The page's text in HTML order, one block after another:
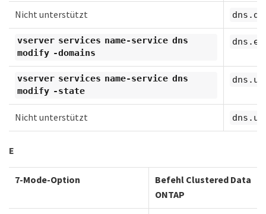
Nicht unterstützt
vserver services name-service dns
modify -domains
vserver services name-service dns
modify -state
Nicht unterstützt
E
7-Mode-Option
Befehl Clustered Data
ONTAP